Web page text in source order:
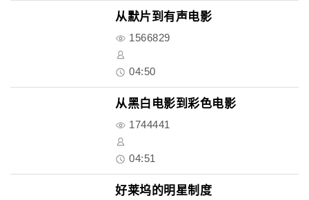
从默片到有声电影
1566829
04:50
从黑白电影到彩色电影
1744441
04:51
好莱坞的明星制度